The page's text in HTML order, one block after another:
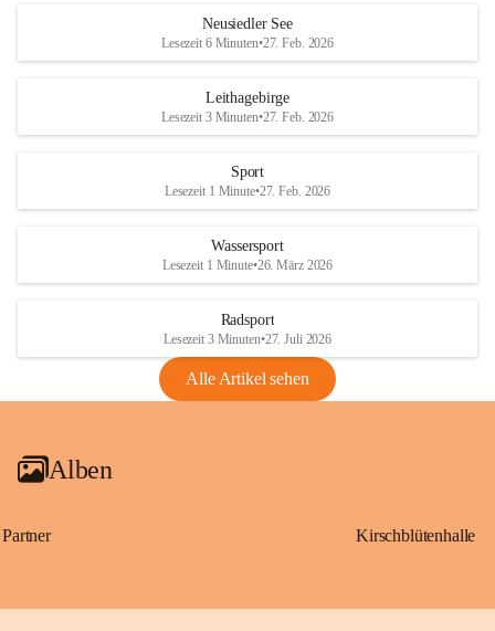
S
und den daraus folgenden wirtschaftlichen
Maßnahmen zur Bekämpfung
Rebe und der Amerikanischen
Anhang VBl. EU Nr. 18
1 Seite•1,4 MB
VBl. EU Nr. 18_2026
r
S
Neusiedler See
Lesezeit 6 Minuten•27. Feb. 2026
Leithagebirge
Lesezeit 3 Minuten•27. Feb. 2026
Sport
Lesezeit 1 Minute•27. Feb. 2026
Wassersport
Lesezeit 1 Minute•26. März 2026
Radsport
Lesezeit 3 Minuten•27. Juli 2026
Alle Artikel sehen
Alben
Partner Kirschblütenhalle